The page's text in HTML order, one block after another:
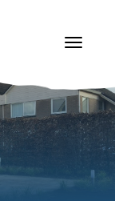
navigatie